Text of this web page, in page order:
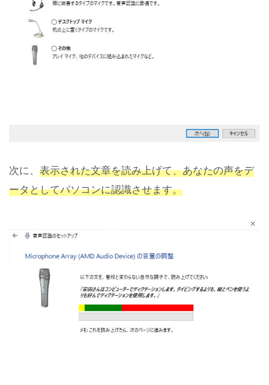
次に、 表示された文章を読み上げて、あなたの声をデ
ータとしてパソコンに認識させます。